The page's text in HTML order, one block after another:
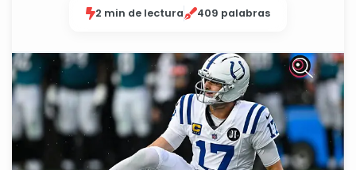
2 min de lectura 409 palabras